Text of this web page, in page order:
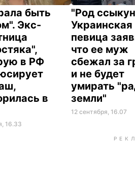
быть
Экс-
в РФ
в
16.33
"Род
Украинская
певица
что ее муж
сбежал за
и не будет
умирать
земли"
12 сентября, 16.07